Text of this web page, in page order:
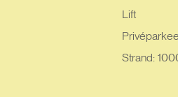
Lift
Strand: